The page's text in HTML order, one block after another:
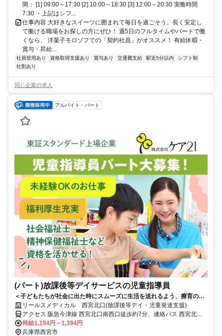
間： [1] 09:00～17:30 [2] 10:00～18:30 [3] 12:00～20:30 実働時間
7:30 ・上記はシフ...
仕事内容 大好きなスイーツに囲まれて毎日を過ごそう。長く安定し
て働ける職場をお探しの方にぜひ！ 週5日のフルタイムやパートで働
くなら、 洋菓子モロゾフでの「契約社員」がオススメ！ 有給休暇・
賞与・昇給...
社員登用あり 資格取得支援あり 賞与あり 交通費支給 駅近5分以内
シフト制
社割あり
同じ企業の求人
アルバイト・パート
(パート)放課後等デイサービスの児童指導員
＜子どもたちが社会に出た時にスムーズに生活を送れるよう、療育のサ
ポートをお任せします。＞【2026年10月新規開設】放課後等デイサービ
ス未経験の方も歓迎
リールスメディカル 西宮北口(放課後等デイ・児童発達支援)
アクセス 阪急今津線 西宮北口南西口徒歩約7分、連絡バス 西宮北口
南西口徒歩約7分、阪急神戸本線 西宮北口南西口徒歩約7分
時給1,194円～1,394円
兵庫県西宮市